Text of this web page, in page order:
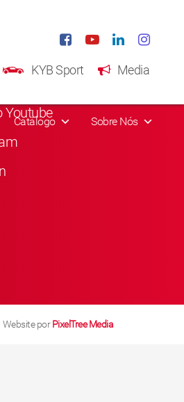
KYB Sport Media
Catálogo Sobre Nós
Youtube
Website porPixelTree Media